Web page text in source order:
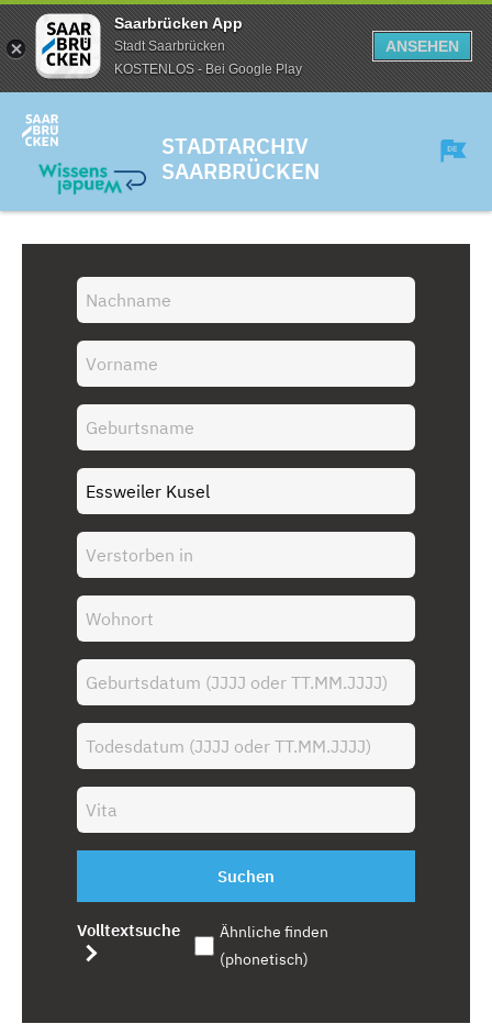
Saarbrücken App
Stadt Saarbrücken
KOSTENLOS - Bei Google Play
ANSEHEN
STADTARCHIV
SAARBRÜCKEN
Suchen
Volltextsuche
Ähnliche finden
(phonetisch)